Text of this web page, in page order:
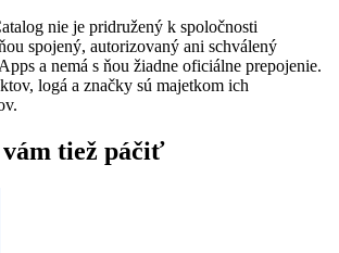
nie je pridružený k spoločnosti
spojený, autorizovaný ani schválený
a nemá s ňou žiadne oficiálne prepojenie.
logá a značky sú majetkom ich
tiež páčiť